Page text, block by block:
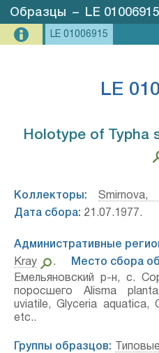
Образцы – LE 01006915
LE 01006915
LE
Holotype of Typha
Коллекторы:
Smirnova,
Дата сбора: 21.07.1977.
Административные
Kray
. Место сбора
Емельяновский р-н, с.
поросшего Alisma
uviatile, Glyceria aquatica,
etc..
Группы образцов: